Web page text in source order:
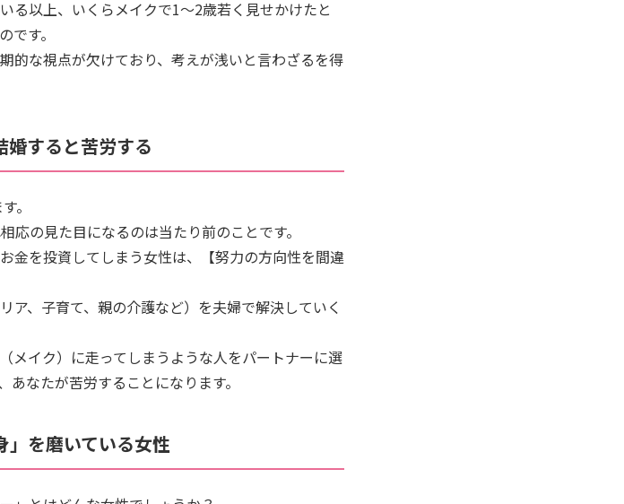
る以上、いくらメイクで1〜2歳若く見せかけたと
す。
的な視点が欠けており、考えが浅いと言わざるを得
婚すると苦労する
。
の見た目になるのは当たり前のことです。
金を投資してしまう女性は、【努力の方向性を間違
ア、子育て、親の介護など）を夫婦で解決していく
メイク）に走ってしまうような人をパートナーに選
なたが苦労することになります。
」を磨いている女性